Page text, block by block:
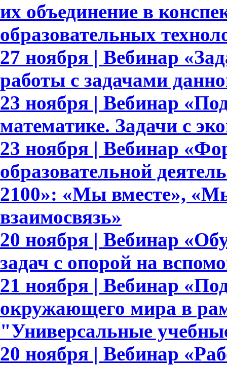
их объединение в
образовательных
27 ноября | Вебинар
работы с задачами
23 ноября | Вебинар
математике. Задачи с
23 ноября | Вебинар
образовательной
2100»: «Мы вместе»,
взаимосвязь»
20 ноября | Вебинар
задач с опорой на
21 ноября | Вебинар
окружающего мира в
"Универсальные
20 ноября | Вебинар